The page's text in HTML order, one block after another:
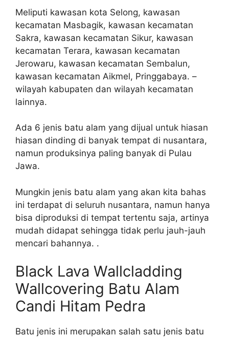
Meliputi kawasan kota Selong, kawasan
kecamatan Masbagik, kawasan kecamatan
Sakra, kawasan kecamatan Sikur, kawasan
kecamatan Terara, kawasan kecamatan
Jerowaru, kawasan kecamatan Sembalun,
kawasan kecamatan Aikmel, Pringgabaya. –
wilayah kabupaten dan wilayah kecamatan
lainnya.
Ada 6 jenis batu alam yang dijual untuk hiasan
hiasan dinding di banyak tempat di nusantara,
namun produksinya paling banyak di Pulau
Jawa.
Mungkin jenis batu alam yang akan kita bahas
ini terdapat di seluruh nusantara, namun hanya
bisa diproduksi di tempat tertentu saja, artinya
mudah didapat sehingga tidak perlu jauh-jauh
mencari bahannya. .
Black Lava Wallcladding
Wallcovering Batu Alam
Candi Hitam Pedra
Batu jenis ini merupakan salah satu jenis batu